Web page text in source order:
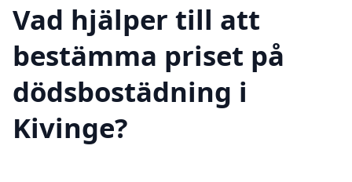
Vad hjälper till att
bestämma priset på
dödsbostädning i
Kivinge?